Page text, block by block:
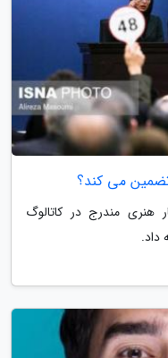
می کند؟
هنری مندرج در کاتالوگ
داد.